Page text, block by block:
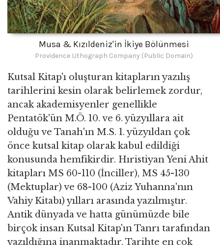
Musa & Kızıldeniz'in İkiye Bölünmesi
Providence Lithograph Company (Public Domain)
Kutsal Kitap'ı oluşturan kitapların yazılış
tarihlerini kesin olarak belirlemek zordur,
ancak akademisyenler genellikle
Pentatök'ün M.Ö. 10. ve 6. yüzyıllara ait
olduğu ve Tanah'ın M.S. 1. yüzyıldan çok
önce kutsal kitap olarak kabul edildiği
konusunda hemfikirdir. Hıristiyan Yeni Ahit
kitapları MS 60-110 (İnciller), MS 45-130
(Mektuplar) ve 68-100 (Aziz Yuhanna'nın
Vahiy Kitabı) yılları arasında yazılmıştır.
Antik dünyada ve hatta günümüzde bile
birçok insan Kutsal Kitap'ın Tanrı tarafından
yazıldığına inanmaktadır. Tarihte en çok